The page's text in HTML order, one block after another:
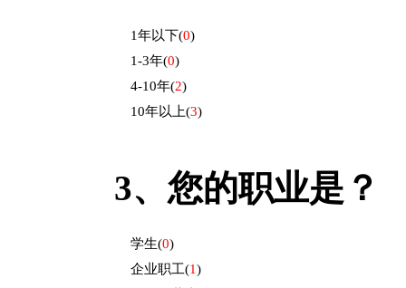
1年以下(0)
1-3年(0)
4-10年(2)
10年以上(3)
3、 您的职业是？
学生(0)
企业职工(1)